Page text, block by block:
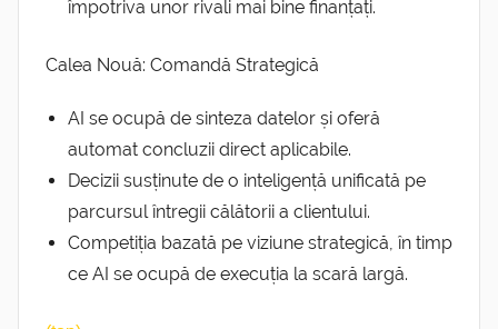
împotriva unor rivali mai bine finanțați.
Calea Nouă: Comandă Strategică
AI se ocupă de sinteza datelor și oferă
automat concluzii direct aplicabile.
Decizii susținute de o inteligență unificată pe
parcursul întregii călătorii a clientului.
Competiția bazată pe viziune strategică, în timp
ce AI se ocupă de execuția la scară largă.